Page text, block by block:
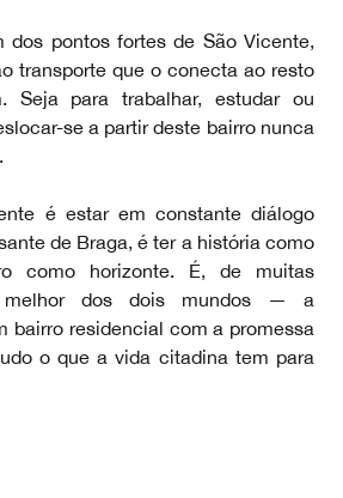
dos pontos fortes de São Vicente,
transporte que o conecta ao resto
Seja para trabalhar, estudar ou
se a partir deste bairro nunca
é estar em constante diálogo
de Braga, é ter a história como
como horizonte. É, de muitas
dos dois mundos — a
bairro residencial com a promessa
o que a vida citadina tem para